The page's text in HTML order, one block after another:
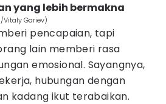
yang lebih bermakna
Gariev)
pencapaian, tapi
lain memberi rasa
emosional. Sayangnya,
hubungan dengan
kadang ikut terabaikan.